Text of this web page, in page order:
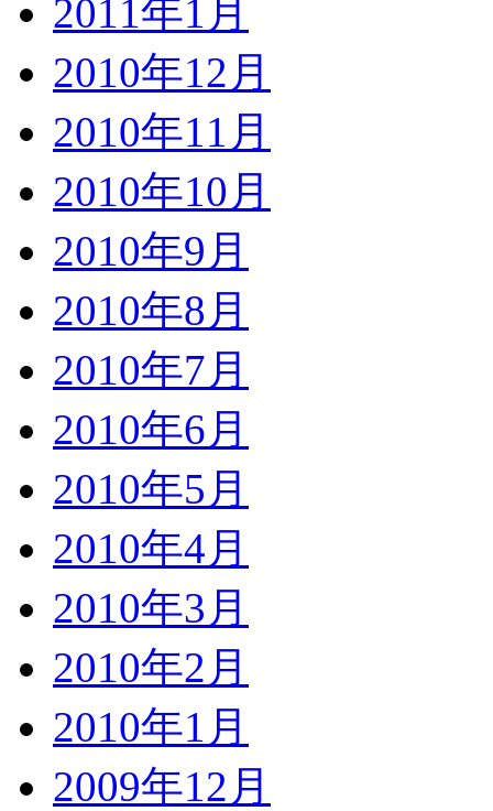
2011年1月
2010年12月
2010年11月
2010年10月
2010年9月
2010年8月
2010年7月
2010年6月
2010年5月
2010年4月
2010年3月
2010年2月
2010年1月
2009年12月